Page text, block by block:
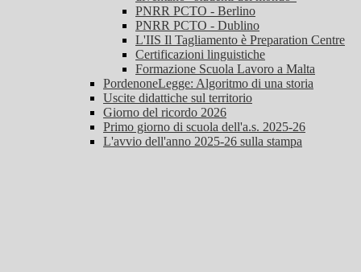
PNRR PCTO - Berlino
PNRR PCTO - Dublino
L'IIS Il Tagliamento è Preparation Centre
Certificazioni linguistiche
Formazione Scuola Lavoro a Malta
PordenoneLegge: Algoritmo di una storia
Uscite didattiche sul territorio
Giorno del ricordo 2026
Primo giorno di scuola dell'a.s. 2025-26
L'avvio dell'anno 2025-26 sulla stampa